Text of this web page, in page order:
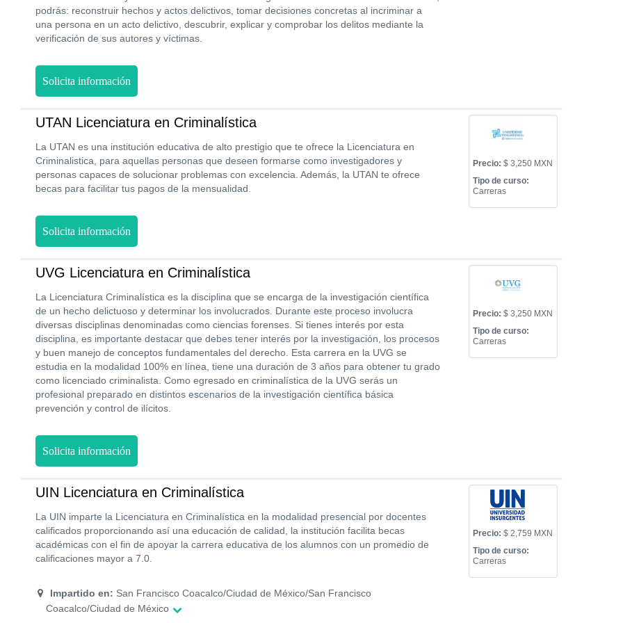
podrás: reconstruir hechos y actos delictivos, tomar decisiones concretas al incriminar a
una persona en un acto delictivo, descubrir, explicar y comprobar los delitos mediante la
verificación de sus autores y víctimas.
Solicita información
UTAN Licenciatura en Criminalística
La UTAN es una institución educativa de alto prestigio que te ofrece la Licenciatura en
Criminalistica, para aquellas personas que deseen formarse como investigadores y
personas capaces de solucionar problemas con excelencia. Además, la UTAN te ofrece
becas para facilitar tus pagos de la mensualidad.
Precio: $ 3,250 MXN
Tipo de curso:
Carreras
Solicita información
UVG Licenciatura en Criminalística
La Licenciatura Criminalística es la disciplina que se encarga de la investigación científica
de un hecho delictuoso y determinar los involucrados. Durante este proceso involucra
diversas disciplinas denominadas como ciencias forenses. Si tienes interés por esta
disciplina, es importante destacar que debes tener interés por la investigación, los procesos
y buen manejo de conceptos fundamentales del derecho. Esta carrera en la UVG se
estudia en la modalidad 100% en línea, tiene una duración de 3 años para obtener tu grado
como licenciado criminalista. Como egresado en criminalística de la UVG serás un
profesional preparado en distintos escenarios de la investigación científica básica
prevención y control de ilícitos.
Precio: $ 3,250 MXN
Tipo de curso:
Carreras
Solicita información
UIN Licenciatura en Criminalística
La UIN imparte la Licenciatura en Criminalística en la modalidad presencial por docentes
calificados proporcionando así una educación de calidad, la institución facilita becas
académicas con el fin de apoyar la carrera educativa de los alumnos con un promedio de
calificaciones mayor a 7.0.
Impartido en: San Francisco Coacalco/Ciudad de México/San Francisco
Coacalco/Ciudad de México
Precio: $ 2,759 MXN
Tipo de curso:
Carreras